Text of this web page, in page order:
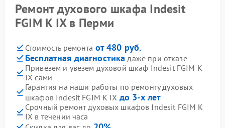
Ремонт духового шкафа Indesit
FGIM K IX в Перми
Стоимость ремонта от 480 руб.
Бесплатная диагностика даже при отказе
Привезем и увезем духовой шкаф Indesit FGIM K
IX сами
Гарантия на наши работы по ремонту духовых
шкафов Indesit FGIM K IX до 3-х лет
Срочный ремонт духовых шкафов Indesit FGIM K
IX в течении часа